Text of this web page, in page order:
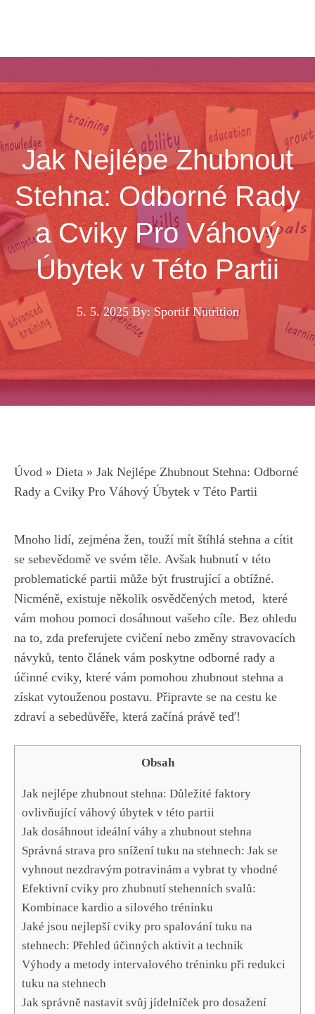
Jak Nejlépe Zhubnout
Stehna: Odborné Rady
a Cviky Pro Váhový
Úbytek v Této Partii
5. 5. 2025 By: Sportif Nutrition
Úvod » Dieta » Jak Nejlépe Zhubnout Stehna: Odborné
Rady a Cviky Pro Váhový Úbytek v Této Partii
Mnoho lidí, zejména žen, touží mít štíhlá stehna a cítit‌
se sebevědomě ve svém těle. Avšak hubnutí v této
problematické partii může být frustrující a obtížné.
Nicméně, ‌existuje několik osvědčených metod, ‍ které
vám⁣ mohou‌ pomoci dosáhnout vašeho cíle. ⁣Bez ​ohledu
na to, zda​ preferujete cvičení nebo změny stravovacích
návyků, tento článek vám poskytne odborné rady a
účinné ⁣cviky, které vám​ pomohou zhubnout ⁣stehna a
získat vytouženou postavu. Připravte se na cestu⁢ ke
zdraví a⁣ sebedůvěře, která‍ začíná právě ‍teď!
Obsah
Jak nejlépe zhubnout stehna: Důležité faktory
ovlivňující váhový úbytek v této partii
Jak dosáhnout ideální váhy a zhubnout stehna
Správná ‌strava pro snížení⁢ tuku na stehnech: Jak se
⁢vyhnout nezdravým⁤ potravinám a vybrat ty vhodné
Efektivní cviky pro zhubnutí stehenních ⁣svalů:
Kombinace kardio ​a silového tréninku
Jaké jsou nejlepší cviky pro spalování tuku na
stehnech: Přehled účinných aktivit ‌a technik
Výhody a metody intervalového tréninku při redukci
⁢tuku na stehnech
Jak správně nastavit svůj jídelníček pro dosažení